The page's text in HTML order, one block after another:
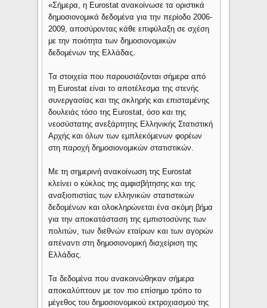
«Σήμερα, η Eurostat ανακοίνωσε τα οριστικά
δημοσιονομικά δεδομένα για την περίοδο 2006-
2009, αποσύροντας κάθε επιφύλαξη σε σχέση
με την ποιότητα των δημοσιονομικών
δεδομένων της Ελλάδας.
Τα στοιχεία που παρουσιάζονται σήμερα από
τη Eurostat είναι το αποτέλεσμα της στενής
συνεργασίας και της σκληρής και επισταμένης
δουλειάς τόσο της Eurostat, όσο και της
νεοσύστατης ανεξάρτητης Ελληνικής Στατιστική
Αρχής και όλων των εμπλεκόμενων φορέων
στη παροχή δημοσιονομικών στατιστικών.
Με τη σημερινή ανακοίνωση της Eurostat
κλείνει ο κύκλος της αμφισβήτησης και της
αναξιοπιστίας των ελληνικών στατιστικών
δεδομένων και ολοκληρώνεται ένα ακόμη βήμα
για την αποκατάσταση της εμπιστοσύνης των
πολιτών, των διεθνών εταίρων και των αγορών
απέναντι στη δημοσιονομική διαχείριση της
Ελλάδας.
Τα δεδομένα που ανακοινώθηκαν σήμερα
αποκαλύπτουν με τον πιο επίσημο τρόπο το
μέγεθος του δημοσιονομικού εκτροχιασμού της